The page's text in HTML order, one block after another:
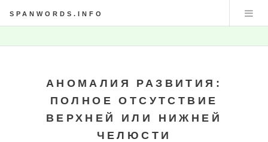
SPANWORDS.INFO
АНОМАЛИЯ РАЗВИТИЯ:
ПОЛНОЕ ОТСУТСТВИЕ
ВЕРХНЕЙ ИЛИ НИЖНЕЙ
ЧЕЛЮСТИ